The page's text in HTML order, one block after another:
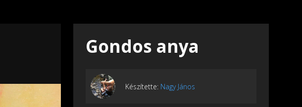
Gondos anya
Készítette: Nagy János